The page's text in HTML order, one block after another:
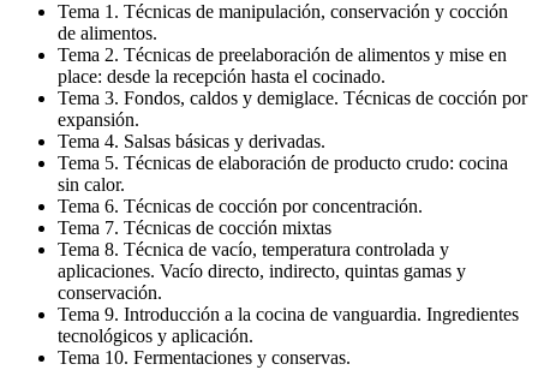
Tema 1. Técnicas de manipulación, conservación y cocción
de alimentos.
Tema 2. Técnicas de preelaboración de alimentos y mise en
place: desde la recepción hasta el cocinado.
Tema 3. Fondos, caldos y demiglace. Técnicas de cocción por
expansión.
Tema 4. Salsas básicas y derivadas.
Tema 5. Técnicas de elaboración de producto crudo: cocina
sin calor.
Tema 6. Técnicas de cocción por concentración.
Tema 7. Técnicas de cocción mixtas
Tema 8. Técnica de vacío, temperatura controlada y
aplicaciones. Vacío directo, indirecto, quintas gamas y
conservación.
Tema 9. Introducción a la cocina de vanguardia. Ingredientes
tecnológicos y aplicación.
Tema 10. Fermentaciones y conservas.